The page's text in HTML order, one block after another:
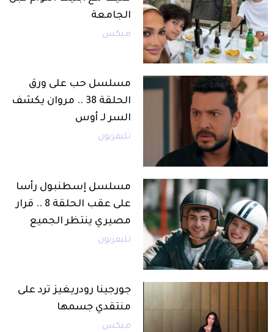
الجامعة
ميكس
مسلسل حب على ورق
الحلقة 38 .. مروان يكشف
السر لـ أوس
تليفزيون
مسلسل إسطنبول رأسا
على عقب الحلقة 8 .. قرار
مصيري ينتظر الجميع
تليفزيون
جورجينا رودريغيز ترد على
منتقدي جسمها
ميكس